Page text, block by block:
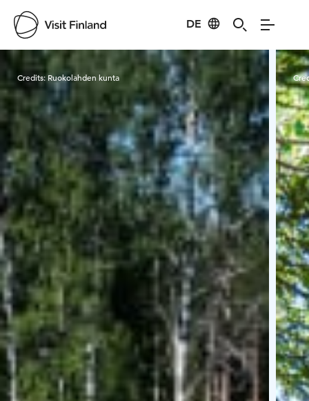
DE
Visit Finland
Credits:Ruokolahden kunta